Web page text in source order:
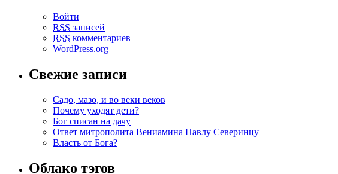
Войти
RSS записей
RSS комментариев
WordPress.org
Свежие записи
Садо, мазо, и во веки веков
Почему уходят дети?
Бог списан на дачу
Ответ митрополита Вениамина Павлу Северинцу
Власть от Бога?
Облако тэгов